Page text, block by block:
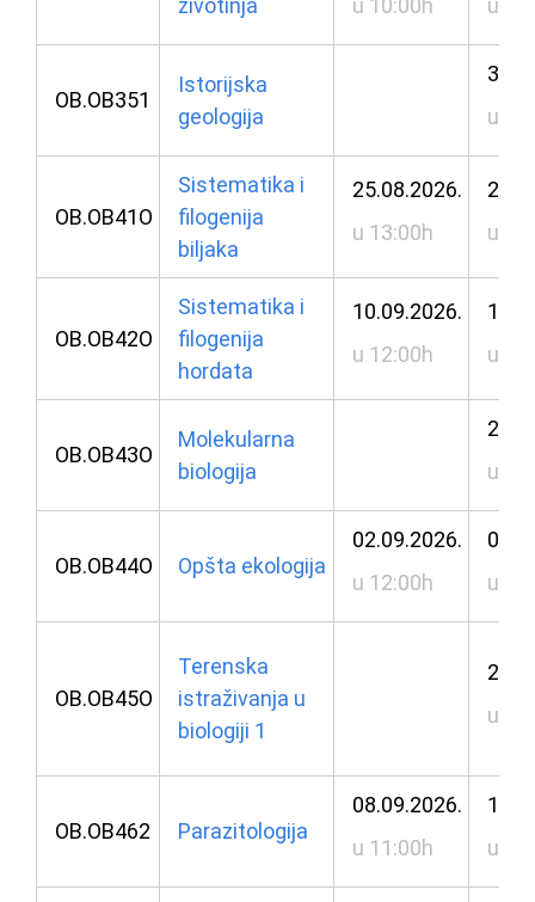
životinja u 10:00h u
OB.OB351
Istorijska
geologija
u
OB.OB41O
Sistematika i
filogenija
biljaka
25.08.2026.
u 13:00h
u
OB.OB42O
Sistematika i
filogenija
hordata
10.09.2026.
u 12:00h
u
OB.OB43O
Molekularna
biologija
u
OB.OB44O Opšta ekologija
02.09.2026.
u 12:00h
u
OB.OB45O
Terenska
istraživanja u
biologiji 1
u
OB.OB462 Parazitologija
08.09.2026.
u 11:00h
u